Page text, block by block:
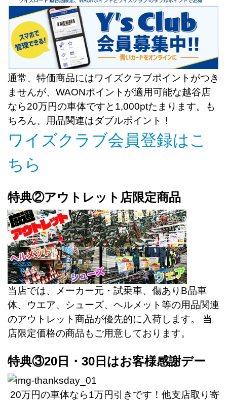
通常、特価商品にはワイズクラブポイントがつき
ませんが、WAONポイントが適用可能な越谷店
なら20万円の車体ですと1,000ptたまります。も
ちろん、用品関連はダブルポイント！
ワイズクラブ会員登録はこ
ちら
特典②アウトレット店限定商品
当店では、メーカー元・試乗車、傷ありB品車
体、ウエア、シューズ、ヘルメット等の用品関連
のアウトレット商品が優先的に入荷します。 当
店限定価格の商品もご用意しております。
特典③20日・30日はお客様感謝デー
20万円の車体なら1万円引きです！他支店取り寄